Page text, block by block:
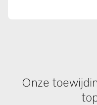
Onze